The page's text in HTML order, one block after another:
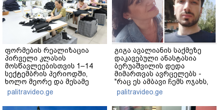
ფორმების რეალიზაცია
პირველი კლასის
მოსწავლეებისთვის 1–14
სექტემბრის პერიოდში,
ხოლო მეორე და მესამე
ეტაპებზე...
palitravideo.ge
გიგა ავალიანის საქმეზე
დაკავებული ანასტასია
ბერუაშვილის დედა
მიმართვას ავრცელებს -
"რაც ეს ამბავი ჩემს ოჯახს,
ჩემს ანასტასიას გადახდა
თავს, მის მერე მე მე არ
ვარ"
palitravideo.ge